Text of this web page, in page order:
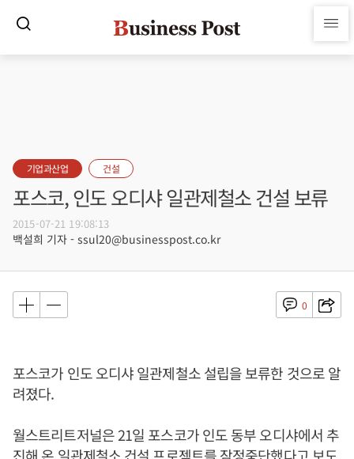
기업과산업 건설
포스코, 인도 오디샤 일관제철소 건설 보류
2015-07-21 19:08:13
백설희 기자 - ssul20@businesspost.co.kr
0
포스코가 인도 오디샤 일관제철소 설립을 보류한 것으로 알
려졌다.
월스트리트저널은 21일 포스코가 인도 동부 오디샤에서 추